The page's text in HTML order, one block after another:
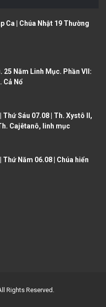
Ca | Chúa Nhật 19 Thường
25 Năm Linh Mục. Phần VII:
Cả Nổ
Thứ Sáu 07.08 | Th. Xystô II,
Cajêtanô, linh mục
Thứ Năm 06.08 | Chúa hiển
Rights Reserved.